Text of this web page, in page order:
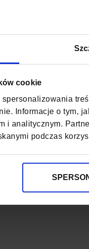
cookie
Informacje o tym,
i analitycznym.
podczas